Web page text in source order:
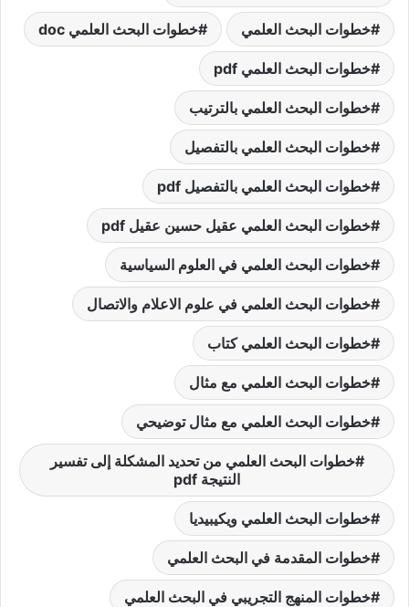
خطوات البحث العلمي خطوات البحث العلمي doc
خطوات البحث العلمي pdf
خطوات البحث العلمي بالترتيب
خطوات البحث العلمي بالتفصيل
خطوات البحث العلمي بالتفصيل pdf
خطوات البحث العلمي عقيل حسين عقيل pdf
خطوات البحث العلمي في العلوم السياسية
خطوات البحث العلمي في علوم الاعلام والاتصال
خطوات البحث العلمي كتاب
خطوات البحث العلمي مع مثال
خطوات البحث العلمي مع مثال توضيحي
خطوات البحث العلمي من تحديد المشكلة إلى تفسير
النتيجة pdf
خطوات البحث العلمي ويكيبيديا
خطوات المقدمة في البحث العلمي
خطوات المنهج التجريبي في البحث العلمي